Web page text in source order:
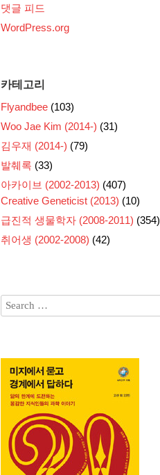
댓글 피드
WordPress.org
카테고리
Flyandbee (103)
Woo Jae Kim (2014-) (31)
김우재 (2014-) (79)
발췌록 (33)
아카이브 (2002-2013) (407)
Creative Geneticist (2013) (10)
급진적 생물학자 (2008-2011) (354)
취어생 (2002-2008) (42)